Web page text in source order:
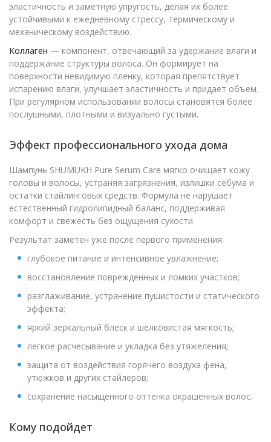
эластичность и заметную упругость, делая их более
устойчивыми к ежедневному стрессу, термическому и
механическому воздействию.
Коллаген — компонент, отвечающий за удержание влаги и
поддержание структуры волоса. Он формирует на
поверхности невидимую пленку, которая препятствует
испарению влаги, улучшает эластичность и придает объем.
При регулярном использовании волосы становятся более
послушными, плотными и визуально густыми.
Эффект профессионального ухода дома
Шампунь SHUMUKH Pure Serum Care мягко очищает кожу
головы и волосы, устраняя загрязнения, излишки себума и
остатки стайлинговых средств. Формула не нарушает
естественный гидролипидный баланс, поддерживая
комфорт и свежесть без ощущения сухости.
Результат заметен уже после первого применения:
глубокое питание и интенсивное увлажнение;
восстановление поврежденных и ломких участков;
разглаживание, устранение пушистости и статического
эффекта;
яркий зеркальный блеск и шелковистая мягкость;
легкое расчесывание и укладка без утяжеления;
защита от воздействия горячего воздуха фена,
утюжков и других стайлеров;
сохранение насыщенного оттенка окрашенных волос.
Кому подойдет